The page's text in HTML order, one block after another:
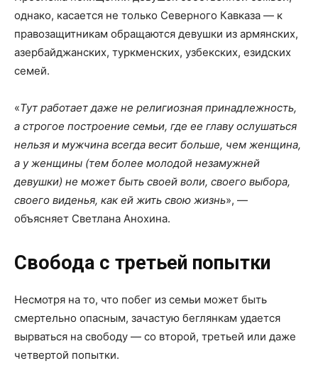
однако, касается не только Северного Кавказа — к
правозащитникам обращаются девушки из армянских,
азербайджанских, туркменских, узбекских, езидских
семей.
«Тут работает даже не религиозная принадлежность,
а строгое построение семьи, где ее главу ослушаться
нельзя и мужчина всегда весит больше, чем женщина,
а у женщины (тем более молодой незамужней
девушки) не может быть своей воли, своего выбора,
своего виденья, как ей жить свою жизнь», —
объясняет Светлана Анохина.
Свобода с третьей попытки
Несмотря на то, что побег из семьи может быть
смертельно опасным, зачастую беглянкам удается
вырваться на свободу — со второй, третьей или даже
четвертой попытки.